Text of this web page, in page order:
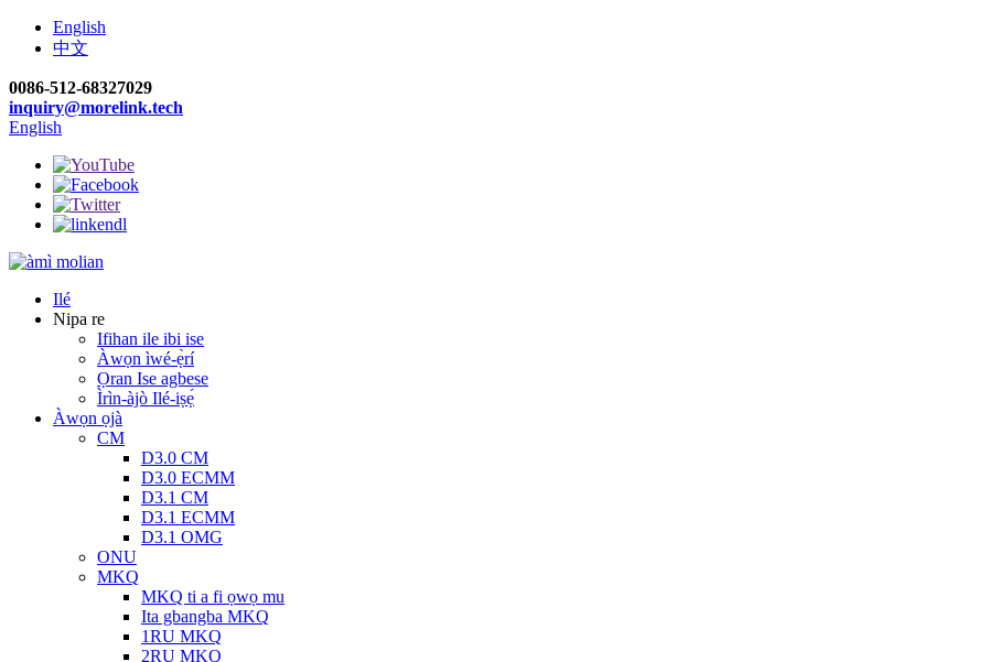
English
中文
0086-512-68327029
inquiry@morelink.tech
English
Ilé
Nipa re
Ifihan ile ibi ise
Àwọn ìwé-ẹ̀rí
Ọran Ise agbese
Ìrìn-àjò Ilé-iṣẹ́
Àwọn ọjà
CM
D3.0 CM
D3.0 ECMM
D3.1 CM
D3.1 ECMM
D3.1 OMG
ONU
MKQ
MKQ ti a fi ọwọ mu
Ita gbangba MKQ
1RU MKQ
2RU MKQ